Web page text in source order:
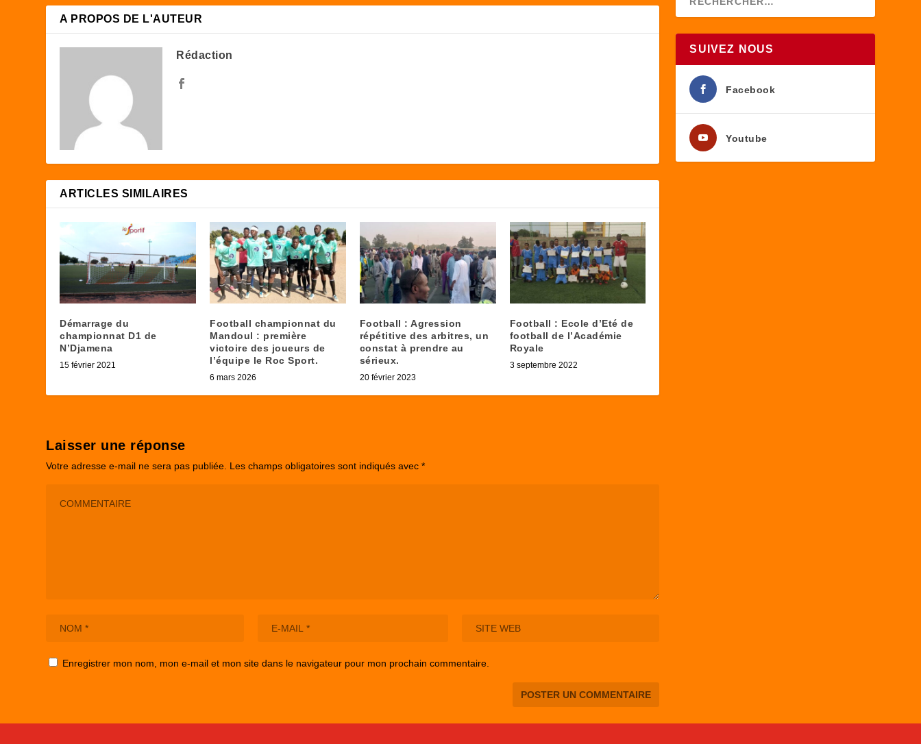
A PROPOS DE L'AUTEUR
Rédaction
ARTICLES SIMILAIRES
Démarrage du
championnat D1 de
N’Djamena
15 février 2021
Football championnat du
Mandoul : première
victoire des joueurs de
l’équipe le Roc Sport.
6 mars 2026
Football : Agression
répétitive des arbitres, un
constat à prendre au
sérieux.
20 février 2023
Football : Ecole d’Eté de
football de l’Académie
Royale
3 septembre 2022
Laisser une réponse
Votre adresse e-mail ne sera pas publiée. Les champs obligatoires sont indiqués avec*
Enregistrer mon nom, mon e-mail et mon site dans le navigateur pour mon prochain commentaire.
SUIVEZ NOUS
Facebook
Youtube